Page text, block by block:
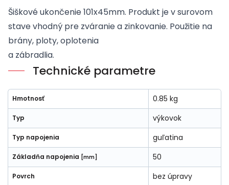
Šiškové ukončenie 101x45mm. Produkt je v surovom
stave vhodný pre zváranie a zinkovanie. Použitie na
brány, ploty, oplotenia
a zábradlia.
Technické parametre
Hmotnosť 0.85 kg
Typ výkovok
Typ napojenia guľatina
Základňa napojenia [mm] 50
Povrch bez úpravy